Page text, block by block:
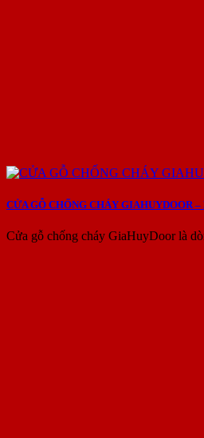
CỬA GỖ CHỐNG CHÁY GIAHUYDOOR
Cửa gỗ chống cháy GiaHuyDoor là